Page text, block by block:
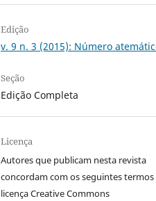
Edição
v. 9 n. 3 (2015): Número
Seção
Edição Completa
Licença
Autores que publicam nesta revista
concordam com os seguintes termos
licença Creative Commons